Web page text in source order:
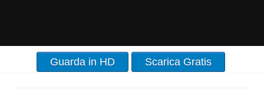
Guarda in HD Scarica Gratis